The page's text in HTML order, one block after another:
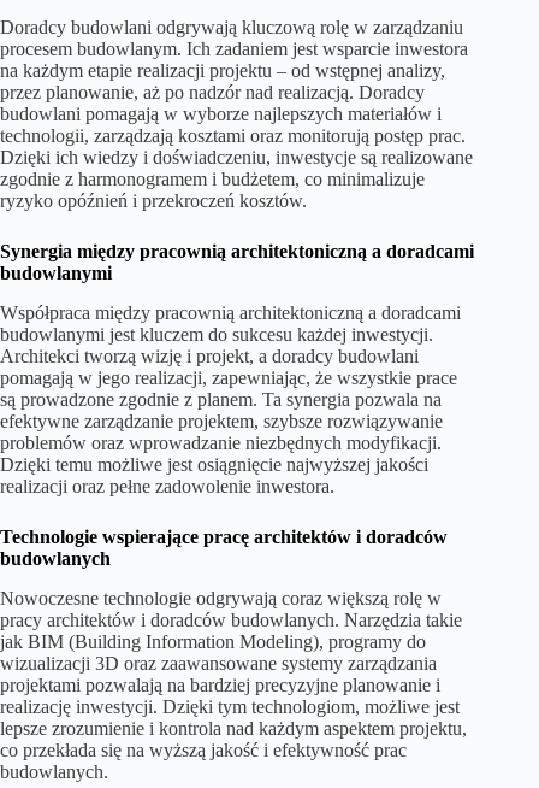
Doradcy budowlani odgrywają kluczową rolę w zarządzaniu
procesem budowlanym. Ich zadaniem jest wsparcie inwestora
na każdym etapie realizacji projektu – od wstępnej analizy,
przez planowanie, aż po nadzór nad realizacją. Doradcy
budowlani pomagają w wyborze najlepszych materiałów i
technologii, zarządzają kosztami oraz monitorują postęp prac.
Dzięki ich wiedzy i doświadczeniu, inwestycje są realizowane
zgodnie z harmonogramem i budżetem, co minimalizuje
ryzyko opóźnień i przekroczeń kosztów.
Synergia między pracownią architektoniczną a doradcami
budowlanymi
Współpraca między pracownią architektoniczną a doradcami
budowlanymi jest kluczem do sukcesu każdej inwestycji.
Architekci tworzą wizję i projekt, a doradcy budowlani
pomagają w jego realizacji, zapewniając, że wszystkie prace
są prowadzone zgodnie z planem. Ta synergia pozwala na
efektywne zarządzanie projektem, szybsze rozwiązywanie
problemów oraz wprowadzanie niezbędnych modyfikacji.
Dzięki temu możliwe jest osiągnięcie najwyższej jakości
realizacji oraz pełne zadowolenie inwestora.
Technologie wspierające pracę architektów i doradców
budowlanych
Nowoczesne technologie odgrywają coraz większą rolę w
pracy architektów i doradców budowlanych. Narzędzia takie
jak BIM (Building Information Modeling), programy do
wizualizacji 3D oraz zaawansowane systemy zarządzania
projektami pozwalają na bardziej precyzyjne planowanie i
realizację inwestycji. Dzięki tym technologiom, możliwe jest
lepsze zrozumienie i kontrola nad każdym aspektem projektu,
co przekłada się na wyższą jakość i efektywność prac
budowlanych.